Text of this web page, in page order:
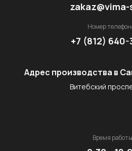
Классическая небольшая
однокомнатная квартира
1
Классическая
квартира 59 кв. м.
2
Шикарная трехкомнатная
м. правильной формы с
Время
Номер
+7 (812)
Адрес производства в
Витебский